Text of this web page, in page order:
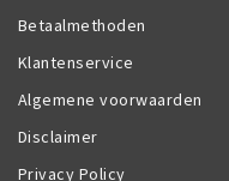
Betaalmethoden
Klantenservice
Algemene voorwaarden
Disclaimer
Privacy Policy